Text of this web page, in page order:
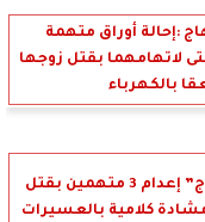
:إحالة أوراق متهمة
لاتهامهما بقتل زوجها
بالكهرباء
”جنايات سوهاج” إعدام 3 متهمين بقتل
كلامية بالعسيرات